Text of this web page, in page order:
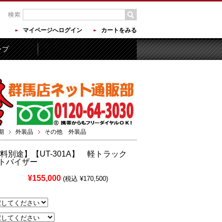
マイページへログイン カートをみる
プ
外装品 その他 外装品
別途】【UT-301A】 軽トラック
バイザー
¥155,000 (税込 ¥170,500)